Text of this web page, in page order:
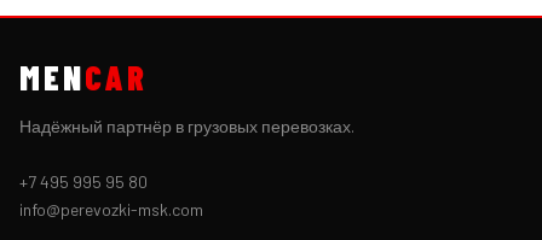
MENCAR
Надёжный партнёр в грузовых перевозках.
+7 495 995 95 80
info@perevozki-msk.com